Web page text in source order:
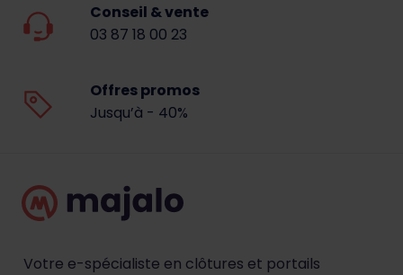
Conseil & vente
03 87 18 00 23
Offres promos
Jusqu’à - 40%
Votre e-spécialiste en clôtures et portails